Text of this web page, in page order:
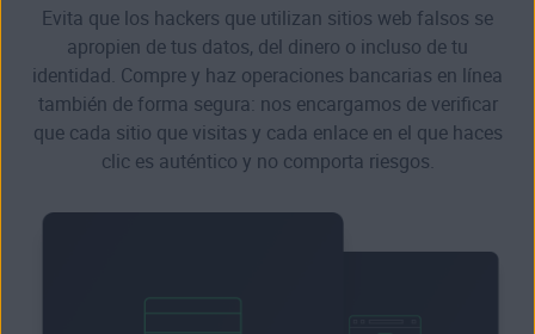
Evita que los hackers que utilizan sitios web falsos se
apropien de tus datos, del dinero o incluso de tu
identidad. Compre y haz operaciones bancarias en línea
también de forma segura: nos encargamos de verificar
que cada sitio que visitas y cada enlace en el que haces
clic es auténtico y no comporta riesgos.